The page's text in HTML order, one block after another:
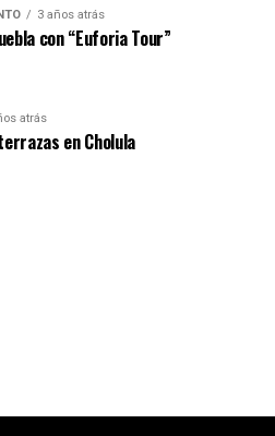
3 años atrás
con “Euforia Tour”
atrás
en Cholula